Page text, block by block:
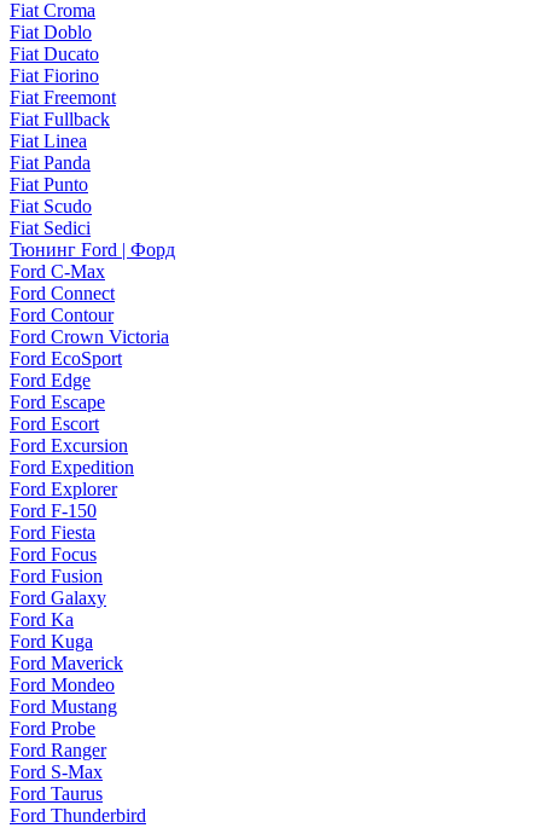
Fiat Croma
Fiat Doblo
Fiat Ducato
Fiat Fiorino
Fiat Freemont
Fiat Fullback
Fiat Linea
Fiat Panda
Fiat Punto
Fiat Scudo
Fiat Sedici
Тюнинг Ford | Форд
Ford C-Max
Ford Connect
Ford Contour
Ford Crown Victoria
Ford EcoSport
Ford Edge
Ford Escape
Ford Escort
Ford Excursion
Ford Expedition
Ford Explorer
Ford F-150
Ford Fiesta
Ford Focus
Ford Fusion
Ford Galaxy
Ford Ka
Ford Kuga
Ford Maverick
Ford Mondeo
Ford Mustang
Ford Probe
Ford Ranger
Ford S-Max
Ford Taurus
Ford Thunderbird